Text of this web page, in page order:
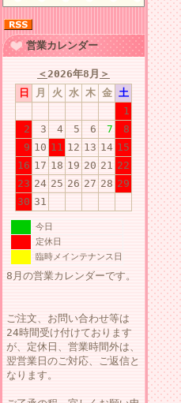
営業カレンダー
＜2026年8月 ＞
日
月 火 水 木 金 土
1
2
3 4 5 6 7
8
9 10 11 12 13 14 15
16 17 18 19 20 21 22
23 24 25 26 27 28 29
30 31
今日
定休日
臨時メインテナンス日
8月の営業カレンダーです。
ご注文、お問い合わせ等は
24時間受け付けております
が、定休日、営業時間外は、
翌営業日のご対応、ご返信と
なります。